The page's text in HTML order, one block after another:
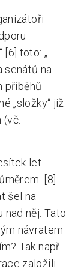
toto: „…
senátů na
příběhů
„složky“ již
let
[8]
šel na
něj. Tato
návratem
Tak např.
založili